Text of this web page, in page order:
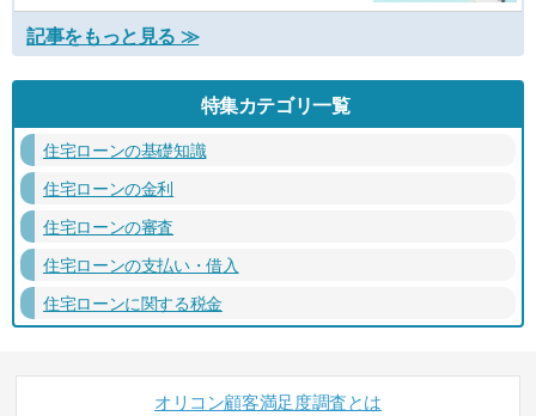
記事をもっと見る ≫
特集カテゴリ一覧
住宅ローンの基礎知識
住宅ローンの金利
住宅ローンの審査
住宅ローンの支払い・借入
住宅ローンに関する税金
オリコン顧客満足度調査とは